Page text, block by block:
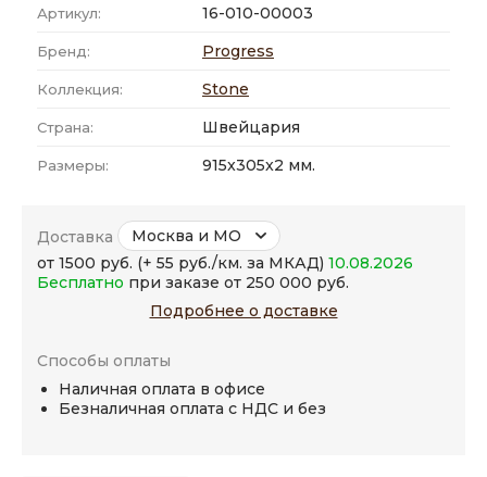
Артикул: 16-010-00003
Бренд: Progress
Коллекция: Stone
Страна: Швейцария
Размеры: 915x305x2 мм.
Доставка
Москва и МО
от 1500 руб. (+ 55 руб./км. за МКАД) 10.08.2026
Бесплатно при заказе от 250 000 руб.
Подробнее о доставке
Способы оплаты
Наличная оплата в офисе
Безналичная оплата с НДС и без